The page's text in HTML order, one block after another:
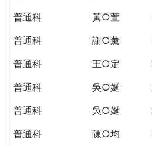
普通科
黃○萱
普通科
謝○薰
普通科
王○定
普通科
吳○娫
普通科
吳○娫
普通科
陳○均